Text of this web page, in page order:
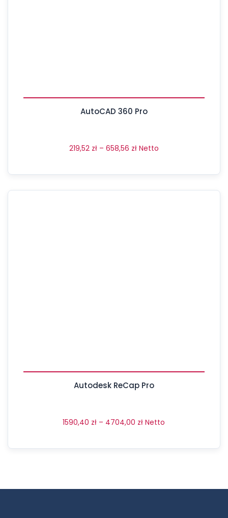
AutoCAD 360 Pro
219,52 zł – 658,56 zł Netto
Autodesk ReCap Pro
1590,40 zł – 4704,00 zł Netto